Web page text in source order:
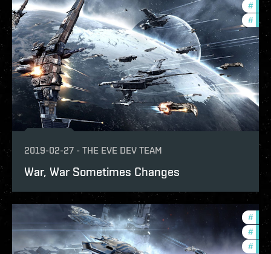
#
#
2019-02-27 - THE EVE DEV TEAM
War, War Sometimes Changes
#
#
#